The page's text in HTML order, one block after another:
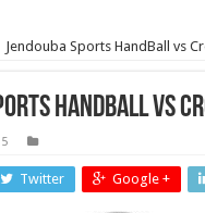
Jendouba Sports HandBall vs
HandBall vs
Twitter Google +